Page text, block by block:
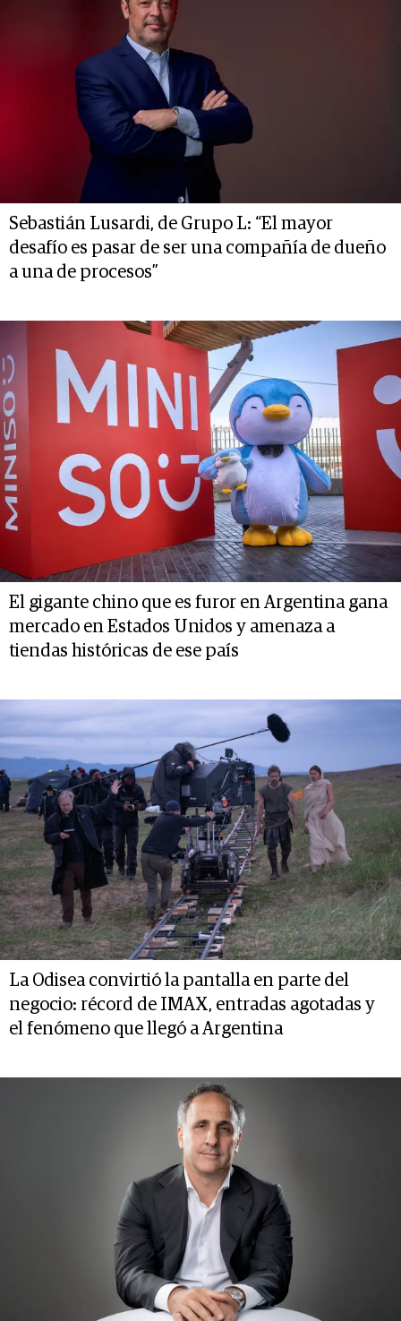
Sebastián Lusardi, de Grupo L: “El mayor
desafío es pasar de ser una compañía de dueño
a una de procesos”
El gigante chino que es furor en Argentina gana
mercado en Estados Unidos y amenaza a
tiendas históricas de ese país
La Odisea convirtió la pantalla en parte del
negocio: récord de IMAX, entradas agotadas y
el fenómeno que llegó a Argentina